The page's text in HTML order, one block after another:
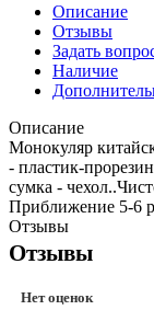
Описание
Отзывы
Задать
Наличие
Описание
Монокуляр
- пластик-
сумка -
Приближение 5-6
Отзывы
Отзывы
Нет оценок